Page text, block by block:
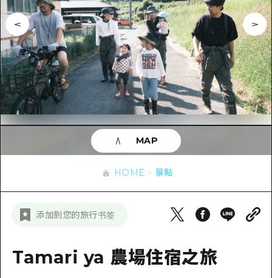
推薦
藝術
活動·廟會
美食·酒水
騎自行車
購物
運動
夜晚生活
標準
列表
Dive! Hiroshima 官方向導
廣島隨意旅行
廣島市內
安芸
答對了
宮島周邊
短途旅行
景點
列表
廣島市內
安芸
答對了
美北
東山口
島根
活動
即時訊息
有用的信息
列表
超值遊覽門票
新聞
HOME 景點
添加到您的旅行书签
Tamari ya 農場住宿之旅
MAP